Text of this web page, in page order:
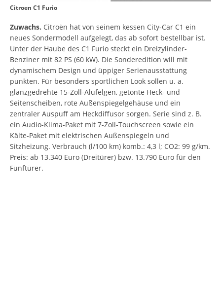
Citroen C1 Furio
Zuwachs. Citroën hat von seinem kessen City-Car C1 ein
neues Sondermodell aufgelegt, das ab sofort bestellbar ist.
Unter der Haube des C1 Furio steckt ein Dreizylinder-
Benziner mit 82 PS (60 kW). Die Sonderedition will mit
dynamischem Design und üppiger Serienausstattung
punkten. Für besonders sportlichen Look sollen u. a.
glanzgedrehte 15-Zoll-Alufelgen, getönte Heck- und
Seitenscheiben, rote Außenspiegelgehäuse und ein
zentraler Auspuff am Heckdiffusor sorgen. Serie sind z. B.
ein Audio-Klima-Paket mit 7-Zoll-Touchscreen sowie ein
Kälte-Paket mit elektrischen Außenspiegeln und
Sitzheizung. Verbrauch (l/100 km) komb.: 4,3 l; CO2: 99 g/km.
Preis: ab 13.340 Euro (Dreitürer) bzw. 13.790 Euro für den
Fünftürer.